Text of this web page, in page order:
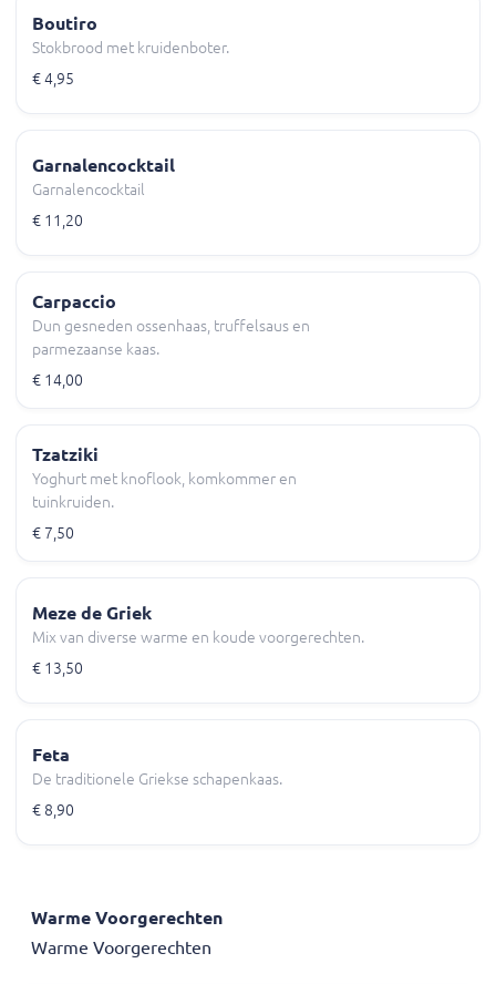
Boutiro
Stokbrood met kruidenboter.
€ 4,95
Garnalencocktail
Garnalencocktail
€ 11,20
Carpaccio
Dun gesneden ossenhaas, truffelsaus en
parmezaanse kaas.
€ 14,00
Tzatziki
Yoghurt met knoflook, komkommer en
tuinkruiden.
€ 7,50
Meze de Griek
Mix van diverse warme en koude voorgerechten.
€ 13,50
Feta
De traditionele Griekse schapenkaas.
€ 8,90
Warme Voorgerechten
Warme Voorgerechten